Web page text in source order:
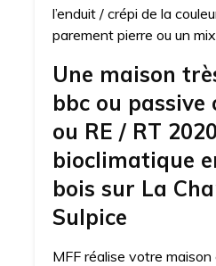
l’enduit / crépi de la
parement pierre ou un
Une maison
bbc ou passive
ou RE / RT
bioclimatique
bois sur La
Sulpice
MFF réalise votre